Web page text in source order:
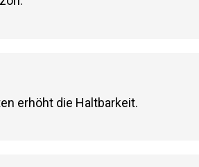
erhöht die Haltbarkeit.